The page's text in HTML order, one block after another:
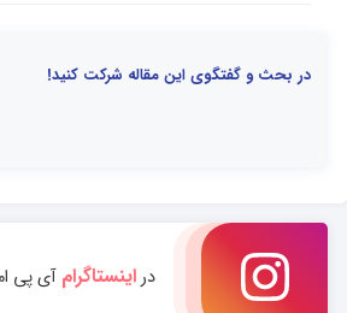
در بحث و گفتگوی این مقاله شرکت کنید!
دراینستاگرامآی پی